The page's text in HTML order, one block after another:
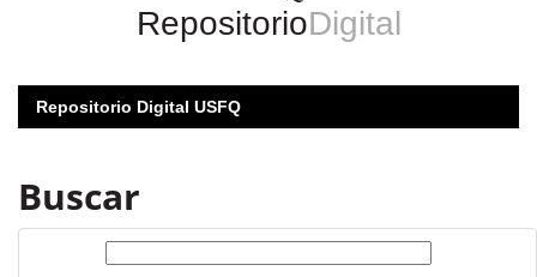
RepositorioDigital
Repositorio Digital USFQ
Buscar